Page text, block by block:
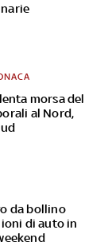
morsa del
al Nord,
da bollino
di auto in